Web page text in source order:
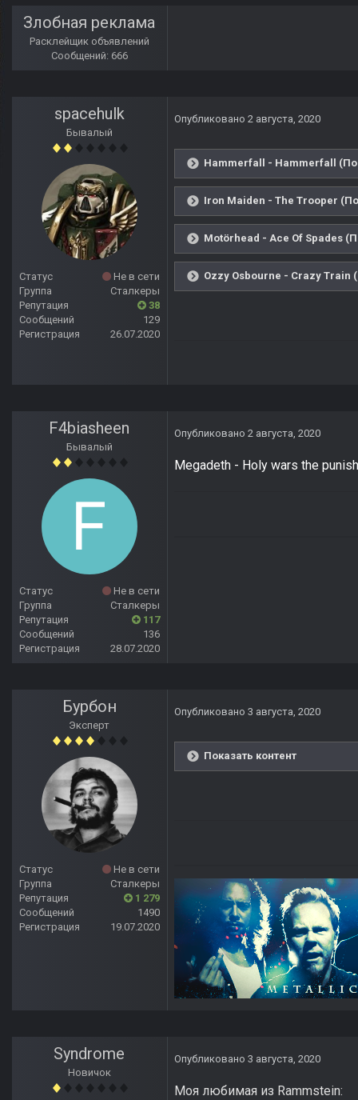
Злобная реклама
Расклейщик объявлений
Сообщений: 666
spacehulk
Бывалый
Статус
Не в сети
Группа
Сталкеры
Репутация
38
Сообщений
129
Регистрация
26.07.2020
Опубликовано 2 августа, 2020
Hammerfall - Hammerfall
Iron Maiden - The Trooper
Motörhead - Ace Of Spades
Ozzy Osbourne - Crazy Train
F4biasheen
Бывалый
Статус
Не в сети
Группа
Сталкеры
Репутация
117
Сообщений
136
Регистрация
28.07.2020
Опубликовано 2 августа, 2020
Megadeth - Holy wars the
Бурбон
Эксперт
Статус
Не в сети
Группа
Сталкеры
Репутация
1 279
Сообщений
1490
Регистрация
19.07.2020
Опубликовано 3 августа, 2020
Показать контент
Syndrome
Новичок
Опубликовано 3 августа, 2020
Моя любимая из Rammstein: